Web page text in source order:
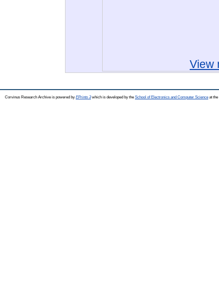
View
Corvinus Research Archive is powered by EPrints 3which is developed by the School of Electronics and Computer Science at